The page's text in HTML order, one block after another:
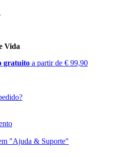
Vida
gratuito a partir de € 99,90
"Ajuda & Suporte"